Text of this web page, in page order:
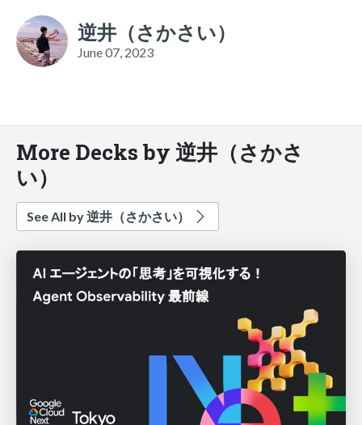
逆井（さかさい）
June 07, 2023
More Decks by 逆井（さかさ
い）
See All by 逆井（さかさい）